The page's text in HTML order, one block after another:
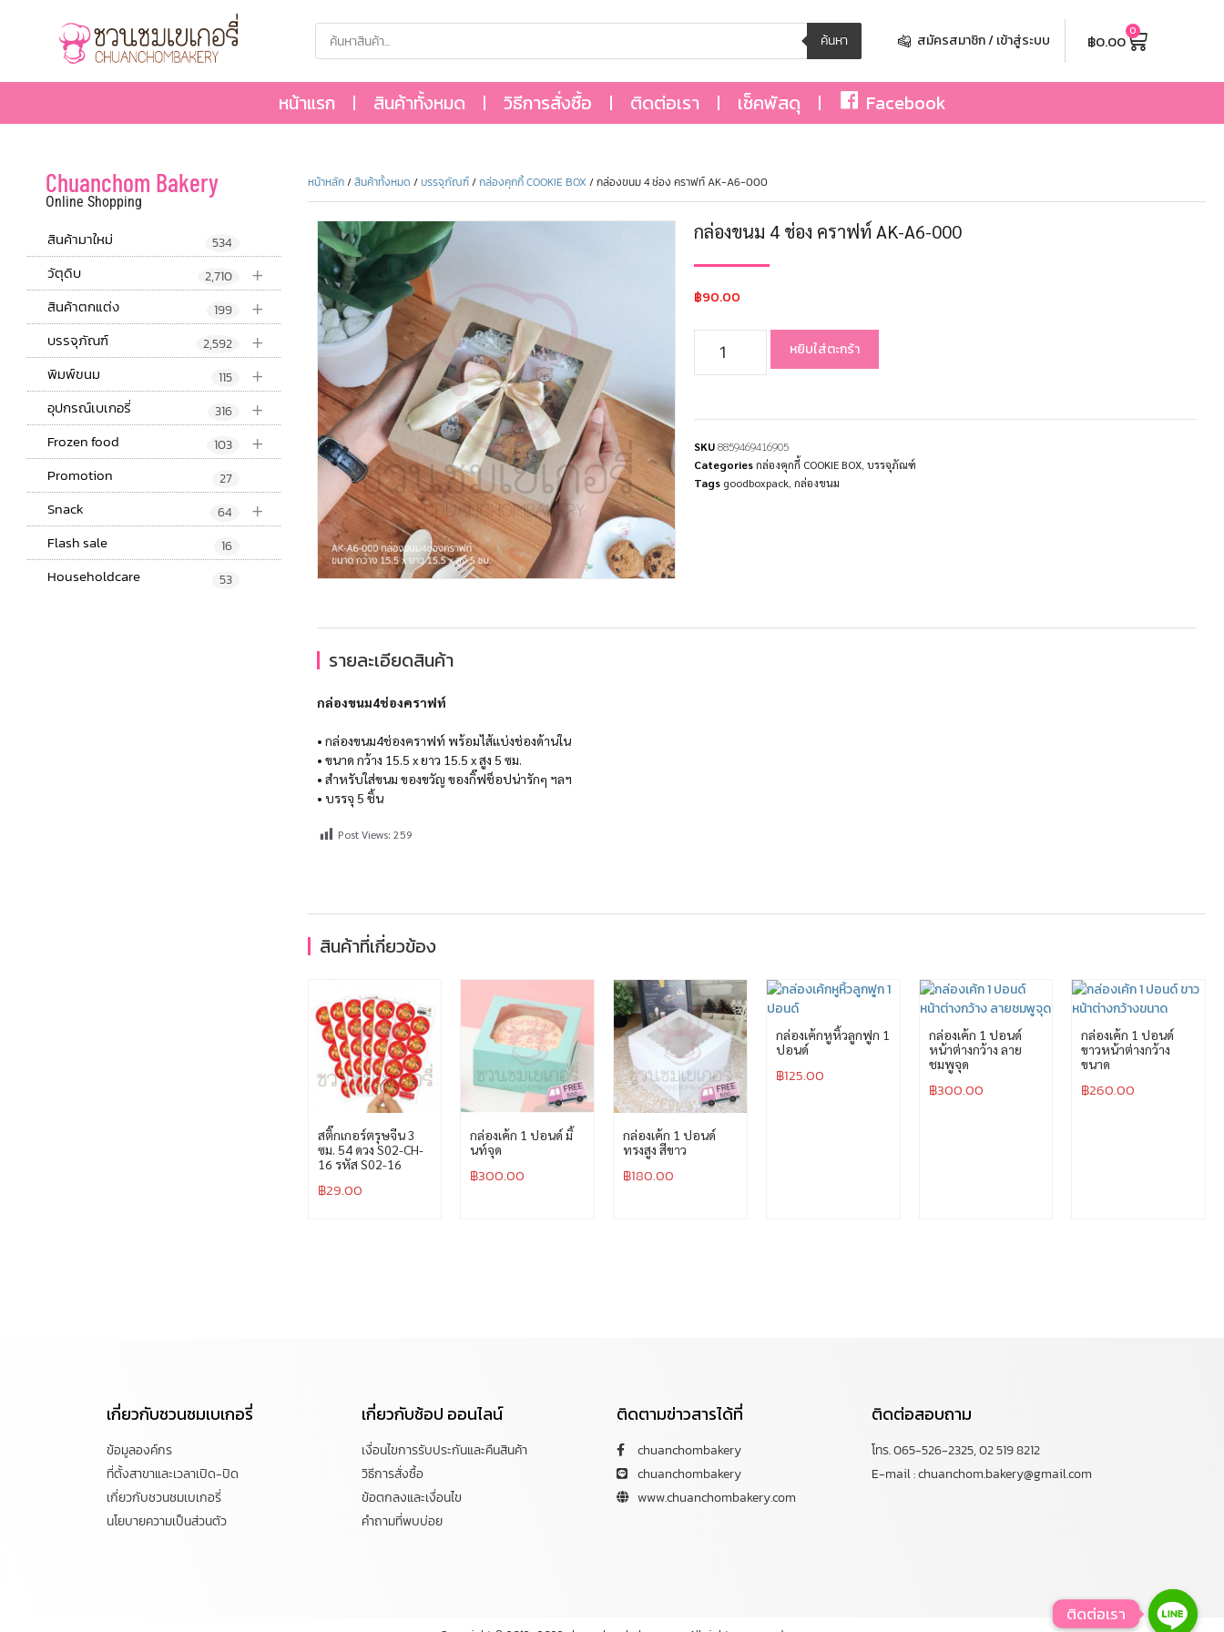
ค้นหา สมัครสมาชิก / เข้าสู่ระบบ ฿0.00 0
หน้าแรก สินค้าทั้งหมด วิธีการสั่งซื้อ ติดต่อเรา เช็คพัสดุ Facebook
Chuanchom Bakery
Online Shopping
สินค้ามาใหม่ 534
+
วัตุดิบ 2,710
+
สินค้าตกแต่ง 199
+
บรรจุภัณฑ์ 2,592
+
พิมพ์ขนม 115
+
อุปกรณ์เบเกอรี่ 316
+
Frozen food 103
Promotion 27
+
Snack 64
Flash sale 16
Householdcare 53
หน้าหลัก/สินค้าทั้งหมด /บรรจุภัณฑ์/กล่องคุกกี้ COOKIE BOX / กล่องขนม 4 ช่อง คราฟท์ AK-A6-000
กล่องขนม 4 ช่อง คราฟท์ AK-A6-000
฿90.00
หยิบใส่ตะกร้า
SKU8859469416905
Categoriesกล่องคุกกี้ COOKIE BOX, บรรจุภัณฑ์
Tags goodboxpack, กล่องขนม
รายละเอียดสินค้า
กล่องขนม4ช่องคราฟท์
• กล่องขนม4ช่องคราฟท์ พร้อมไส้แบ่งช่องด้านใน
• ขนาด กว้าง 15.5 x ยาว 15.5 x สูง 5 ซม.
• สำหรับใส่ขนม ของขวัญ ของกิ๊ฟช็อปน่ารักๆ ฯลฯ
• บรรจุ 5 ชิ้น
Post Views: 259
สินค้าที่เกี่ยวข้อง
สติ๊กเกอร์ตรุษจีน 3
ซม. 54 ดวง S02-CH-
16 รหัส S02-16
฿29.00
กล่องเค้ก 1 ปอนด์ มิ้
นท์จุด
฿300.00
กล่องเค้ก 1 ปอนด์
ทรงสูง สีขาว
฿180.00
กล่องเค้กหูหิ้วลูกฟูก 1
ปอนด์
฿125.00
กล่องเค้ก 1 ปอนด์
หน้าต่างกว้าง ลาย
ชมพูจุด
฿300.00
กล่องเค้ก 1 ปอนด์
ขาวหน้าต่างกว้าง
ขนาด
฿260.00
เกี่ยวกับชวนชมเบเกอรี่
ข้อมูลองค์กร
ที่ตั้งสาขาและเวลาเปิด-ปิด
เกี่ยวกับชวนชมเบเกอรี่
นโยบายความเป็นส่วนตัว
เกี่ยวกับช้อป ออนไลน์
เงื่อนไขการรับประกันและคืนสินค้า
วิธีการสั่งซื้อ
ข้อตกลงและเงื่อนไข
คำถามที่พบบ่อย
ติดตามข่าวสารได้ที่
chuanchombakery
chuanchombakery
www.chuanchombakery.com
ติดต่อสอบถาม
โทร. 065-526-2325, 02 519 8212
E-mail : chuanchom.bakery@gmail.com
ติดต่อเรา
ติดต่อเรา